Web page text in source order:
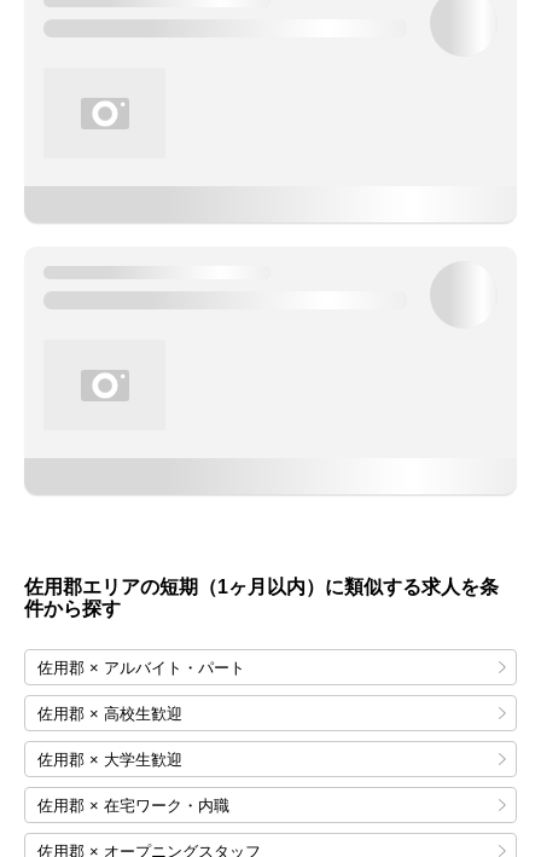
佐用郡エリアの短期（1ヶ月以内）に類似する求人を条
件から探す
佐用郡 × アルバイト・パート
佐用郡 × 高校生歓迎
佐用郡 × 大学生歓迎
佐用郡 × 在宅ワーク・内職
佐用郡 × オープニングスタッフ